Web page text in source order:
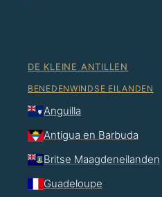
DE KLEINE ANTILLEN
BENEDENWINDSE EILANDEN
Anguilla
Antigua en Barbuda
Britse Maagdeneilanden
Guadeloupe